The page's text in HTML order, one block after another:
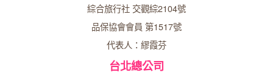
綜合旅行社 交觀綜2104號
品保協會會員 第1517號
代表人：繆霞芬
台北總公司